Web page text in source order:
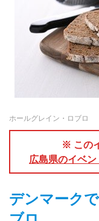
ホールグレイン・ロブロ
※ この
広島県のイベン
デンマーク